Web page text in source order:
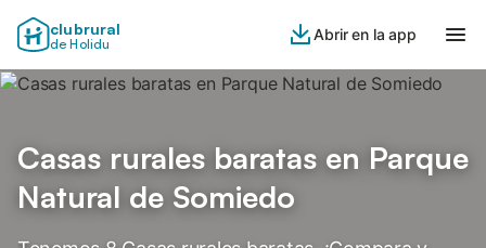
clubrural
de Holidu
Abrir en la app
Casas rurales baratas en Parque
Natural de Somiedo